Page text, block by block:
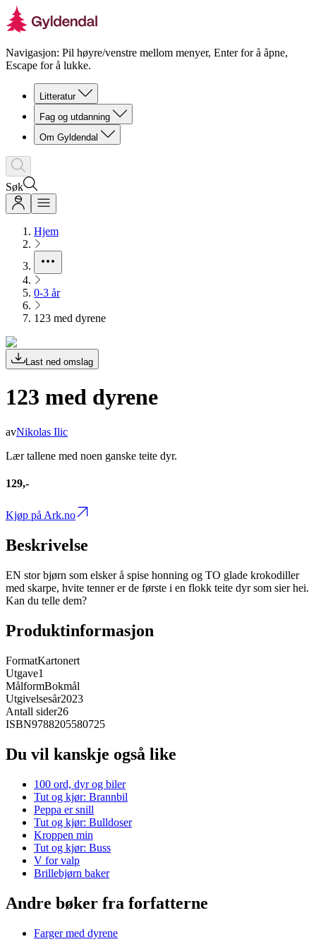
Navigasjon: Pil høyre/venstre mellom menyer, Enter for å åpne,
Escape for å lukke.
Litteratur
Fag og utdanning
Om Gyldendal
Søk
Hjem
0-3 år
123 med dyrene
Last ned omslag
123 med dyrene
avNikolas Ilic
Lær tallene med noen ganske teite dyr.
129,-
Kjøp på Ark.no
Beskrivelse
EN stor bjørn som elsker å spise honning og TO glade krokodiller
med skarpe, hvite tenner er de første i en flokk teite dyr som sier hei.
Kan du telle dem?
Produktinformasjon
FormatKartonert
Utgave1
MålformBokmål
Utgivelsesår2023
Antall sider26
ISBN9788205580725
Du vil kanskje også like
100 ord, dyr og biler
Tut og kjør: Brannbil
Peppa er snill
Tut og kjør: Bulldoser
Kroppen min
Tut og kjør: Buss
V for valp
Brillebjørn baker
Andre bøker fra forfatterne
Farger med dyrene